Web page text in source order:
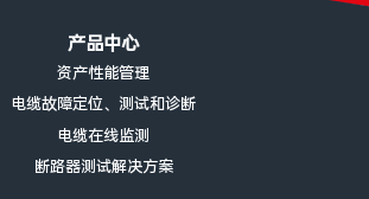
产品中心
资产性能管理
电缆故障定位、测试和诊断
电缆在线监测
断路器测试解决方案